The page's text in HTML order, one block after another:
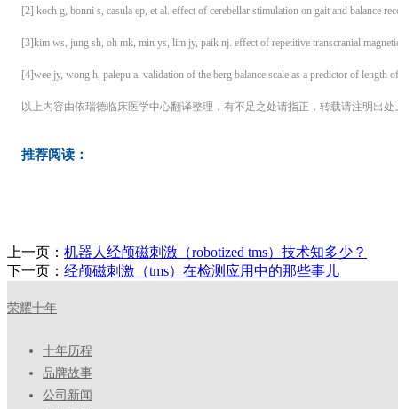
[2] koch g, bonni s, casula ep, et al. effect of cerebellar stimulation on gait and balance
[3]kim ws, jung sh, oh mk, min ys, lim jy, paik nj. effect of repetitive transcranial
[4]wee jy, wong h, palepu a. validation of the berg balance scale as a predictor of
以上内容由依瑞德临床医学中心翻译整理，有不足之处请指正，转载请注明出处
推荐阅读：
上一页： 机器人经颅磁刺激（robotized tms）技术知多少？
下一页： 经颅磁刺激（tms）在检测应用中的那些事儿
荣耀十年
十年历程
品牌故事
公司新闻